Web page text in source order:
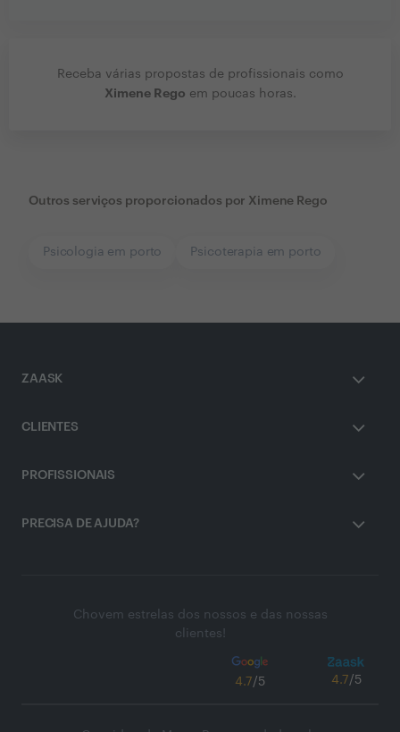
Receba várias propostas de profissionais como
Ximene Rego em poucas horas.
Outros serviços proporcionados por Ximene Rego
Psicologia em porto Psicoterapia em porto
ZAASK
CLIENTES
PROFISSIONAIS
PRECISA DE AJUDA?
Chovem estrelas dos nossos e das nossas
clientes!
4.7/5 4.7/5